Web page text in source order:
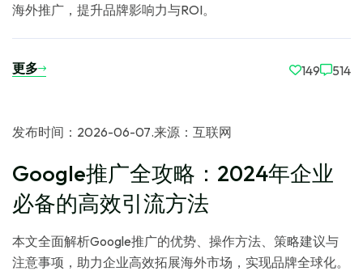
海外推广，提升品牌影响力与ROI。
更多 149 514
发布时间：2026-06-07.来源：互联网
Google推广全攻略：2024年企业
必备的高效引流方法
本文全面解析Google推广的优势、操作方法、策略建议与
注意事项，助力企业高效拓展海外市场，实现品牌全球化。